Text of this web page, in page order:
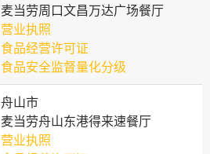
麦当劳周口文昌万达广场餐厅
营业执照
食品经营许可证
食品安全监督量化分级
舟山市
麦当劳舟山东港得来速餐厅
营业执照